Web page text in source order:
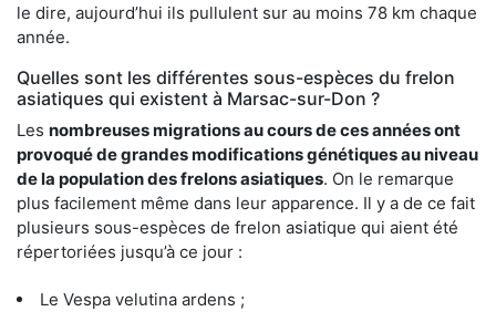
le dire, aujourd’hui ils pullulent sur au moins 78 km chaque
année.
Quelles sont les différentes sous-espèces du frelon
asiatiques qui existent à Marsac-sur-Don ?
Les nombreuses migrations au cours de ces années ont
provoqué de grandes modifications génétiques au niveau
de la population des frelons asiatiques. On le remarque
plus facilement même dans leur apparence. Il y a de ce fait
plusieurs sous-espèces de frelon asiatique qui aient été
répertoriées jusqu’à ce jour :
Le Vespa velutina ardens ;